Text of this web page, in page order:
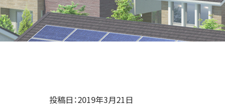
投稿日：2019年3月21日